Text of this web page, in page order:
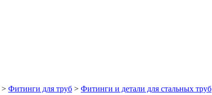
> Фитинги для труб > Фитинги и детали для стальных труб